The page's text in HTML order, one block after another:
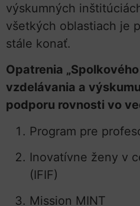
výskumných
všetkých oblastiach je
stále konať.
Opatrenia
vzdelávania a
podporu rovnosti vo
Program pre
Inovatívne ženy v
(IFIF)
Mission MINT